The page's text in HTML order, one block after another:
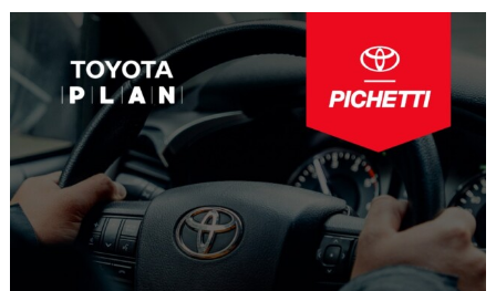
entradas